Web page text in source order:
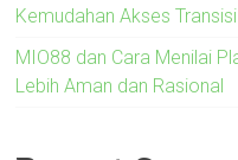
Kemudahan Akses
MIO88 dan Cara Menilai
Lebih Aman dan Rasional